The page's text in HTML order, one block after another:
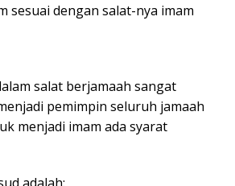
sesuai dengan salat-nya imam
salat berjamaah sangat
pemimpin seluruh jamaah
menjadi imam ada syarat